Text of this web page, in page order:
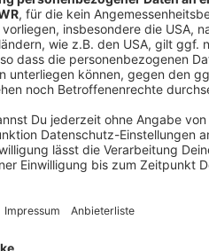
Norddeutschlands
ist er zur Stelle: Christoph
und
die Beißer ihren Abgang
Kampfbiss bleibt der Zahn in
planen…? WERBUNG Hier gibt es viele Rabatte und alle Infos
https://linktr.ee/notaufnahme
gerne eine E-Mail an: